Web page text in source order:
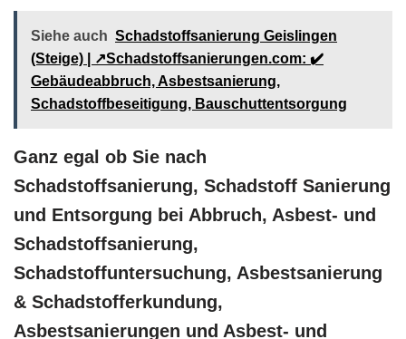
Siehe auch Schadstoffsanierung Geislingen
(Steige) | ↗️Schadstoffsanierungen.com: ✔️
Gebäudeabbruch, Asbestsanierung,
Schadstoffbeseitigung, Bauschuttentsorgung
Ganz egal ob Sie nach
Schadstoffsanierung, Schadstoff Sanierung
und Entsorgung bei Abbruch, Asbest- und
Schadstoffsanierung,
Schadstoffuntersuchung, Asbestsanierung
& Schadstofferkundung,
Asbestsanierungen und Asbest- und